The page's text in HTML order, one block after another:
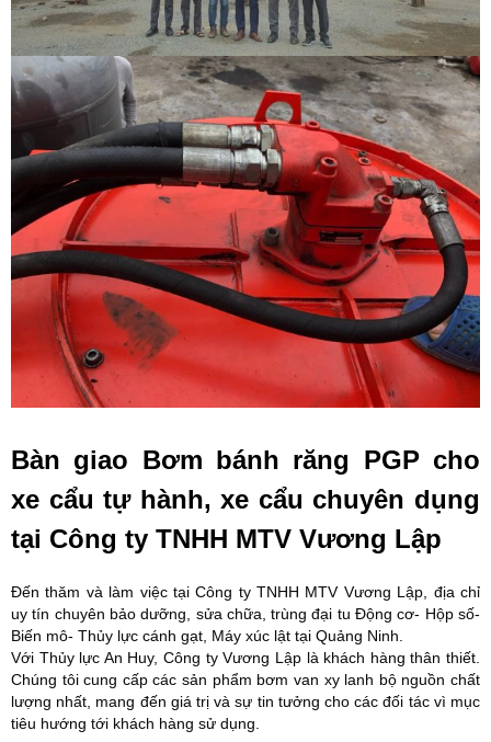
Bàn giao Bơm bánh răng PGP cho
xe cẩu tự hành, xe cẩu chuyên dụng
tại Công ty TNHH MTV Vương Lập
Đến thăm và làm việc tại Công ty TNHH MTV Vương Lập, địa chỉ
uy tín chuyên bảo dưỡng, sửa chữa, trùng đại tu Động cơ- Hộp số-
Biến mô- Thủy lực cánh gạt, Máy xúc lật tại Quảng Ninh.
Với Thủy lực An Huy, Công ty Vương Lập là khách hàng thân thiết.
Chúng tôi cung cấp các sản phẩm bơm van xy lanh bộ nguồn chất
lượng nhất, mang đến giá trị và sự tin tưởng cho các đối tác vì mục
tiêu hướng tới khách hàng sử dụng.